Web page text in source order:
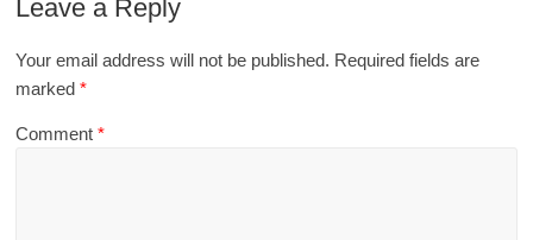
Leave a Reply
Your email address will not be published. Required fields are
marked*
Comment*